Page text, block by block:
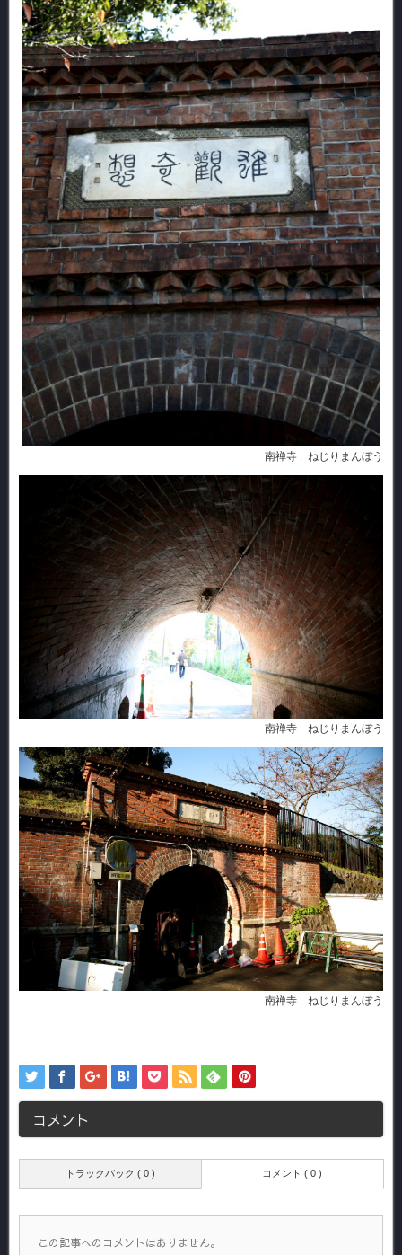
南禅寺 ねじりまんぼう
南禅寺 ねじりまんぼう
南禅寺 ねじりまんぼう
コメント
トラックバック ( 0 ) コメント ( 0 )
この記事へのコメントはありません。